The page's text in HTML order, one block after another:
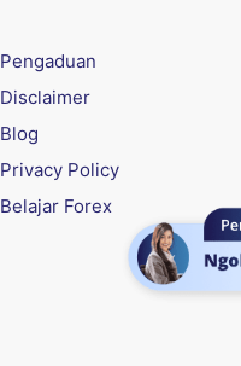
Pengaduan
Disclaimer
Blog
Privacy Policy
Belajar Forex